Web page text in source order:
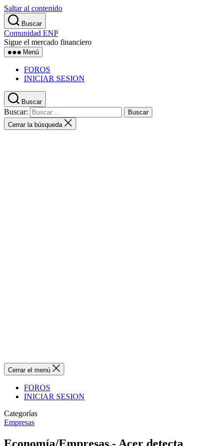
Saltar al contenido
Buscar
Comunidad ENP
Sigue el mercado financiero
Menú
FOROS
INICIAR SESION
Buscar
Buscar:
Cerrar la búsqueda
Cerrar el menú
FOROS
INICIAR SESION
Categorías
Empresas